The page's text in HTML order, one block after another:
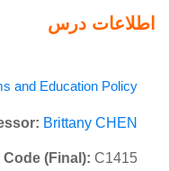
اطلاعات درس
and Education Policy
Brittany CHEN
(Final): C1415